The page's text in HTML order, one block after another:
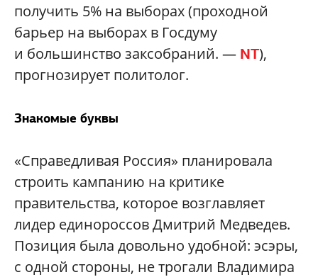
получить 5% на выборах (проходной
барьер на выборах в Госдуму
и большинство заксобраний. — NT),
прогнозирует политолог.
Знакомые буквы
«Справедливая Россия» планировала
строить кампанию на критике
правительства, которое возглавляет
лидер единороссов Дмитрий Медведев.
Позиция была довольно удобной: эсэры,
с одной стороны, не трогали Владимира